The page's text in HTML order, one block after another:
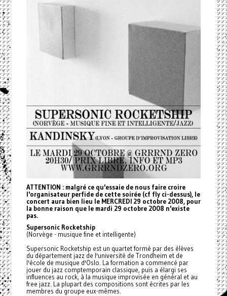
ATTENTION : malgré ce qu'essaie de nous faire croire
l'organisateur perfide de cette soirée (cf fly ci-dessus), le
concert aura bien lieu le MERCREDI 29 octobre 2008, pour
la bonne raison que le mardi 29 octobre 2008 n'existe
pas.
Supersonic Rocketship
(Norvège - musique fine et intelligente)
Supersonic Rocketship est un quartet formé par des élèves
du département jazz de l'université de Trondheim et de
l'école de musique d'Oslo. La formation a commencé par
jouer du jazz comptemporain classique, puis a élargi ses
influences au rock, à la musique improvisée en général et au
free jazz. La plupart des compositions sont écrites par les
membres du groupe eux-mêmes.